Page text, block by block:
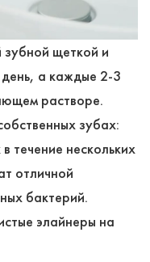
зубной щеткой и
а каждые 2-3
растворе.
зубах:
течение нескольких
отличной
бактерий.
элайнеры на